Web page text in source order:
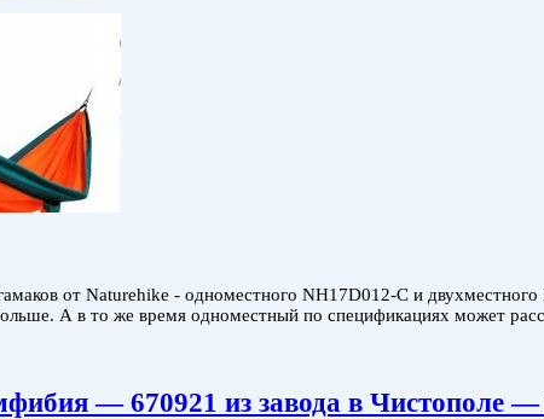
от Naturehike - одноместного NH17D012-C и
А в то же время одноместный по спецификациях может
— 670921 из завода в Чистополе —